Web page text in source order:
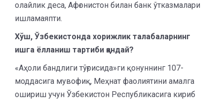
олайлик деса, Афғонистон билан банк ўтказмалари
ишламаяпти.
Хўш, Ўзбекистонда хорижлик талабаларнинг
ишга ёлланиш тартиби қандай?
«Аҳоли бандлиги тўғрисида»ги қонуннинг 107-
моддасига мувофиқ, Меҳнат фаолиятини амалга
ошириш учун Ўзбекистон Республикасига кириб